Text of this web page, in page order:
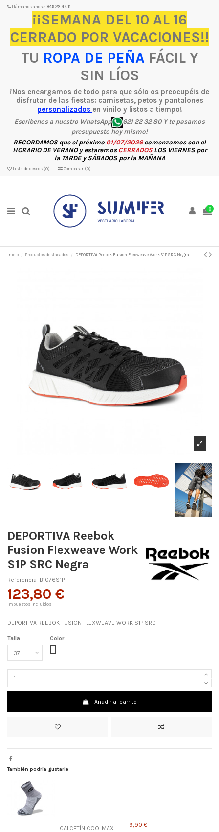
Llámanos ahora: 949 22 44 11
¡¡SEMANA DEL 10 AL 16
CERRADO POR VACACIONES!!
TU ROPA DE PEÑA FÁCIL Y
SIN LÍOS
¡Nos encargamos de todo para que sólo os preocupéis de
disfrutar de las fiestas: camisetas, petos y pantalones
personalizados en vinilo y listos a tiempo!
Escríbenos a nuestro WhatsApp
621 22 32 80 Y te pasamos
presupuesto hoy mismo!
RECORDAMOS que el próximo 01/07/2026comenzamos con el
HORARIO DE VERANOy estaremos CERRADOS LOS VIERNESpor
la TARDEy SÁBADOSpor la MAÑANA
Lista de deseos (0) Comparar (0)
0
Inicio Productos destacados DEPORTIVA Reebok Fusion Flexweave Work S1P SRC Negra
DEPORTIVA Reebok
Fusion Flexweave Work
S1P SRC Negra
Referencia IB1076S1P
123,80 €
Impuestos incluidos
DEPORTIVA REEBOK FUSION FLEXWEAVE WORK S1P SRC
Talla
Color
Añadir al carrito
También podría gustarle
CALCETÍN COOLMAX 9,90 €